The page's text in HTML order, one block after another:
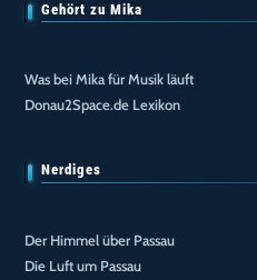
Gehört zu Mika
Was bei Mika für Musik läuft
Donau2Space.de Lexikon
Nerdiges
Der Himmel über Passau
Die Luft um Passau